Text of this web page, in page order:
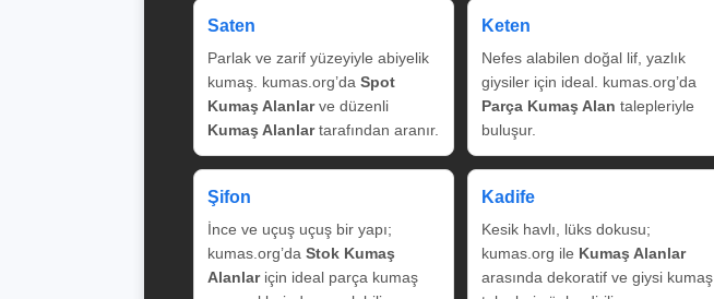
Saten
Parlak ve zarif yüzeyiyle abiyelik
kumaş. kumas.org’da Spot
Kumaş Alanlarve düzenli
Kumaş Alanlartarafından aranır.
Keten
Nefes alabilen doğal lif, yazlık
giysiler için ideal. kumas.org’da
Parça Kumaş Alan talepleriyle
buluşur.
Şifon
İnce ve uçuş uçuş bir yapı;
kumas.org’da Stok Kumaş
Alanlariçin ideal parça kumaş
Kadife
Kesik havlı, lüks dokusu;
kumas.org ile Kumaş Alanlar
arasında dekoratif ve giysi kumaş